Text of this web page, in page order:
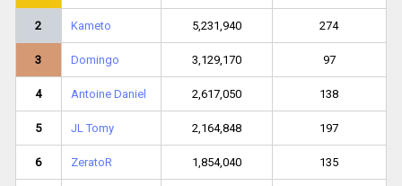
2 Kameto 5,231,940 274
3 Domingo 3,129,170 97
4 Antoine Daniel 2,617,050 138
5 JL Tomy 2,164,848 197
6 ZeratoR 1,854,040 135